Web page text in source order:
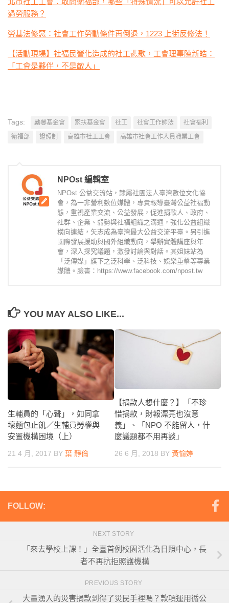
過勞服務？
勞基法修惡：社會工作勞動條件再倒退，1223 上街反修法！
【活動現場】社福民營化造成的社工悲歌，工會理事陳新皓：
「工會是夥伴，不是敵人」
Tags: 勵馨基金會 家扶基金會 社工 社會工作師法
社會福利
衛福部
證照制 高雄市社工工會 高雄市社會工作人員職業工會
NPOst 編輯室
NPOst 公益交流站，隸屬社團法人臺灣數位文化協
會，為一非營利數位媒體，專責報導臺灣公益社福動
態，重視產業交流、公益發展，促進捐款人、政府、
社群、企業、弱勢與社福組織之溝通，強化公益組織
橫向連結，矢志成為臺灣最大公益交流平臺。另引進
國際發展援助與國外組織動向，舉辦實體講座與年
會，深入探究議題，激發討論與對話。其姐妹站為
「泛傳媒」旗下之泛科學、泛科技、娛樂重擊等專業
媒體。臉書：https://www.facebook.com/npost.tw
YOU MAY ALSO LIKE...
生輔員的「心聲」，如同拿
壞麵包止飢／生輔員勞權與
安置機構困境（上）
21 4 月, 2017 BY 葉 靜倫
【捐款人想什麼？】「不珍
惜捐款，財報漂亮也沒意
義」、「NPO 不能留人，什
麼議題都不用再談」
26 6 月, 2018 BY 黃愉婷
FOLLOW:
NEXT STORY
「來去學校上課！」全臺首例校園活化為日照中心，長
者不再抗拒照護機構
PREVIOUS STORY
大量湧入的災害捐款到得了災民手裡嗎？款項運用循公